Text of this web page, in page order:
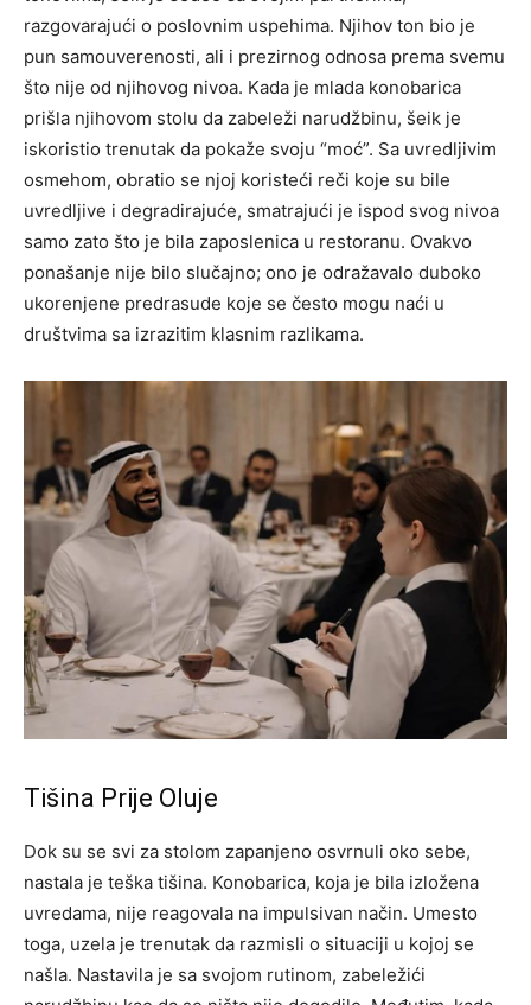
razgovarajući o poslovnim uspehima. Njihov ton bio je
pun samouverenosti, ali i prezirnog odnosa prema svemu
što nije od njihovog nivoa. Kada je mlada konobarica
prišla njihovom stolu da zabeleži narudžbinu, šeik je
iskoristio trenutak da pokaže svoju “moć”. Sa uvredljivim
osmehom, obratio se njoj koristeći reči koje su bile
uvredljive i degradirajuće, smatrajući je ispod svog nivoa
samo zato što je bila zaposlenica u restoranu. Ovakvo
ponašanje nije bilo slučajno; ono je odražavalo duboko
ukorenjene predrasude koje se često mogu naći u
društvima sa izrazitim klasnim razlikama.
Tišina Prije Oluje
Dok su se svi za stolom zapanjeno osvrnuli oko sebe,
nastala je teška tišina. Konobarica, koja je bila izložena
uvredama, nije reagovala na impulsivan način. Umesto
toga, uzela je trenutak da razmisli o situaciji u kojoj se
našla. Nastavila je sa svojom rutinom, zabeležići